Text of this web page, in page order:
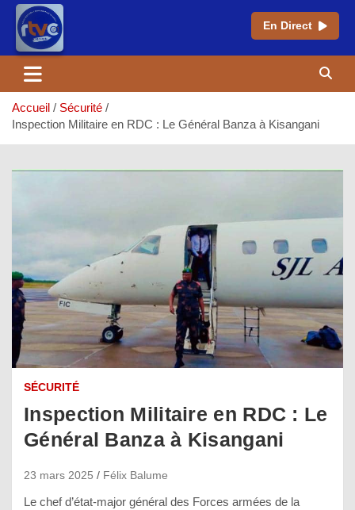
En Direct
contenu
Accueil
Sécurité
Inspection Militaire en RDC : Le Général Banza à Kisangani
SÉCURITÉ
Inspection Militaire en RDC : Le
Général Banza à Kisangani
23 mars 2025 Félix Balume
Le chef d’état-major général des Forces armées de la